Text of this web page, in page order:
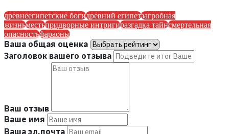
древнеегипетские богидревний египетзагробная
жизньместьпридворные интригиразгадка тайнсмертельная
опасностьфараоны
Ваша общая оценка
Заголовок вашего отзыва
Ваш отзыв
Ваше имя
Ваша эл.почта